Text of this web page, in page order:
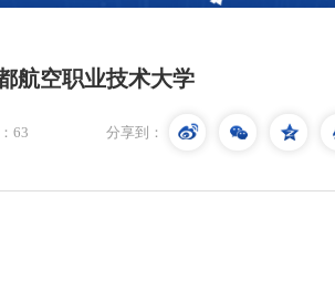
航空职业技术大学
63 分享到：